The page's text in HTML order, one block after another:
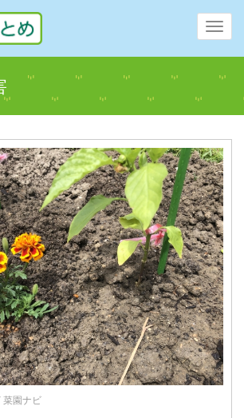
菜園ナビ